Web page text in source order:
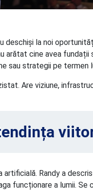
deschiși la noi
arătat cine avea
sau strategii pe termen
Are viziune,
Randy a
funcționare a lumii.